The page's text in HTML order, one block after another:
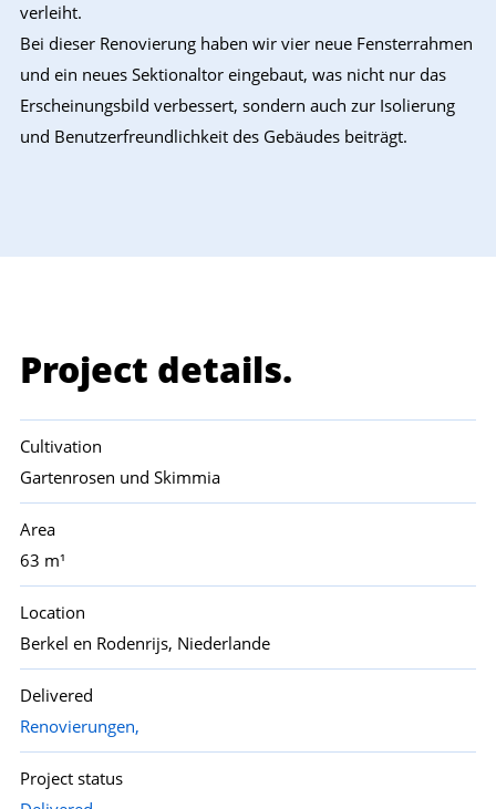
verleiht.
Bei dieser Renovierung haben wir vier neue Fensterrahmen
und ein neues Sektionaltor eingebaut, was nicht nur das
Erscheinungsbild verbessert, sondern auch zur Isolierung
und Benutzerfreundlichkeit des Gebäudes beiträgt.
Project details.
Cultivation
Gartenrosen und Skimmia
Area
63 m¹
Location
Berkel en Rodenrijs, Niederlande
Delivered
Renovierungen,
Project status